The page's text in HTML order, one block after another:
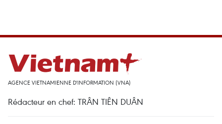
AGENCE VIETNAMIENNE D'INFORMATION (VNA)
Rédacteur en chef: TRÂN TIÊN DUÂN